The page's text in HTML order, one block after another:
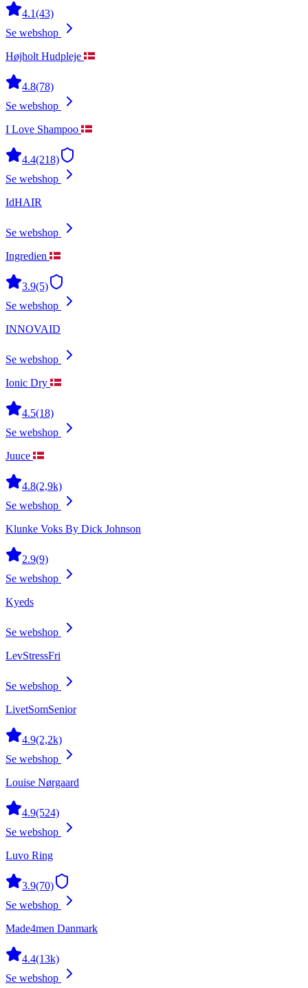
4.1(43)
Se webshop
Højholt Hudpleje
4.8(78)
Se webshop
I Love Shampoo
4.4(218)
Se webshop
IdHAIR
Se webshop
Ingredien
3.9(5)
Se webshop
INNOVAID
Se webshop
Ionic Dry
4.5(18)
Se webshop
Juuce
4.8(2,9k)
Se webshop
Klunke Voks By Dick Johnson
2.9(9)
Se webshop
Kyeds
Se webshop
LevStressFri
Se webshop
LivetSomSenior
4.9(2,2k)
Se webshop
Louise Nørgaard
4.9(524)
Se webshop
Luvo Ring
3.9(70)
Se webshop
Made4men Danmark
4.4(13k)
Se webshop